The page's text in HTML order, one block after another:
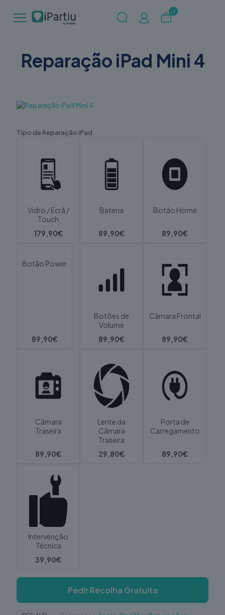
0
Reparação iPad Mini 4
Tipo de Reparação iPad
Vidro / Ecrã /
Touch
179,90€
Bateria
89,90€
Botão Home
89,90€
Botão Power
89,90€
Botões de
Volume
89,90€
Câmara Frontal
89,90€
Câmara
Traseira
89,90€
Lente da
Câmara
Traseira
29,80€
Porta de
Carregamento
89,90€
Intervenção
Técnica
39,90€
Pedir Recolha Gratuita